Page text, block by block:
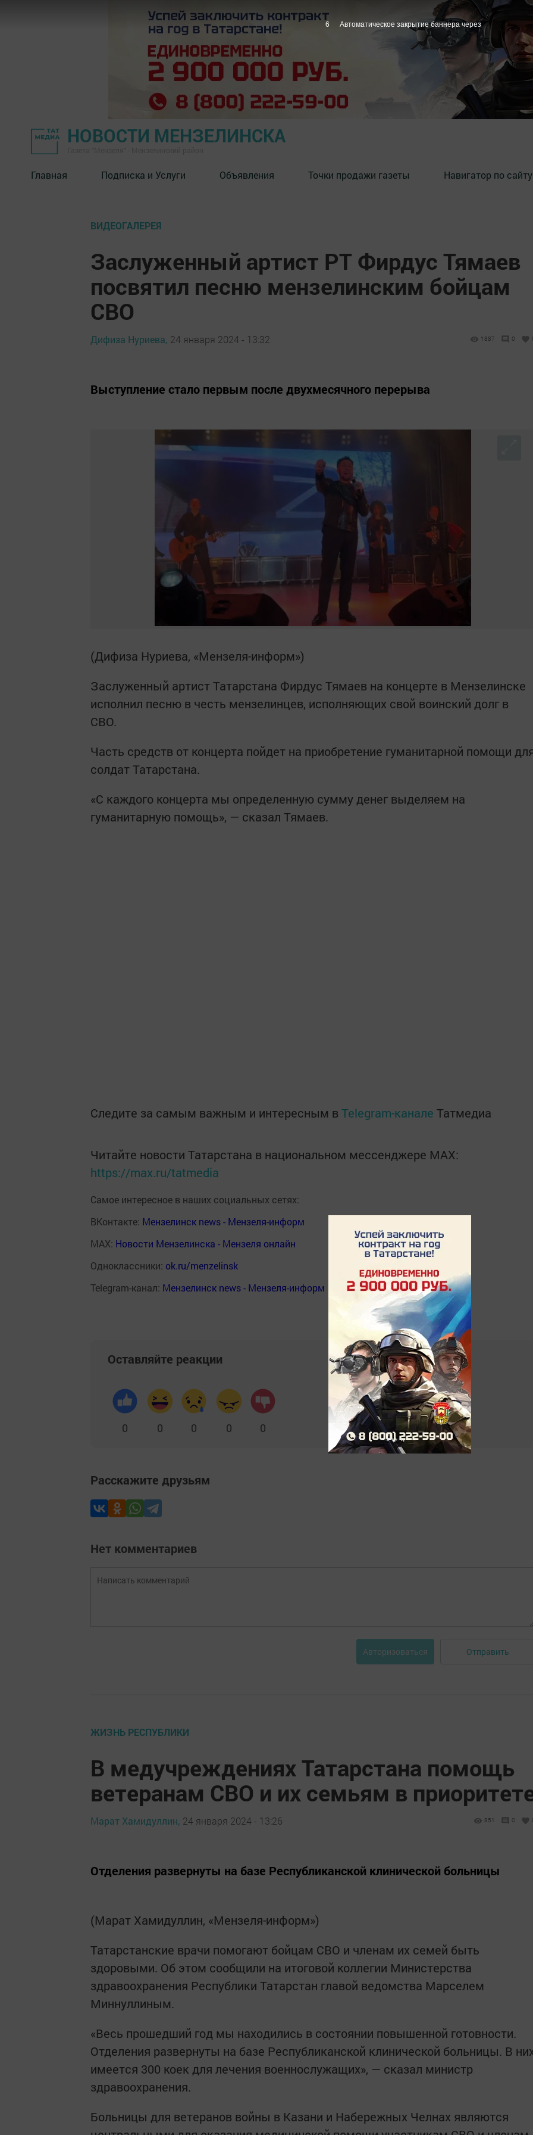
НОВОСТИ МЕНЗЕЛИНСКА
Главная Подписка и Услуги Объявления Точки продажи газеты Навигатор по сайту
ВИДЕОГАЛЕРЕЯ
Заслуженный артист РТ Фирдус Тямаев
посвятил песню мензелинским бойцам
СВО
Дифиза Нуриева, 24 января 2024 - 13:32 1887 0
Выступление стало первым после двухмесячного перерыва
(Дифиза Нуриева, «Мензеля-информ»)
Заслуженный артист Татарстана Фирдус Тямаев на концерте в Мензелинске
исполнил песню в честь мензелинцев, исполняющих свой воинский долг в
СВО.
Часть средств от концерта пойдет на приобретение гуманитарной помощи
солдат Татарстана.
«С каждого концерта мы определенную сумму денег выделяем на
гуманитарную помощь», — сказал Тямаев.
Следите за самым важным и интересным в Telegram-канале Татмедиа
Читайте новости Татарстана в национальном мессенджере MАХ:
https://max.ru/tatmedia
Самое интересное в наших социальных сетях:
ВКонтакте: Мензелинск news - Мензеля-информ
MAX: Новости Мензелинска - Мензеля онлайн
Одноклассники: ok.ru/menzelinsk
Telegram-канал: Мензелинск news - Мензеля-информ
Оставляйте реакции
0 0 0 0 0
Расскажите друзьям
Нет комментариев
Авторизоваться Отправить
ЖИЗНЬ РЕСПУБЛИКИ
В медучреждениях Татарстана помощь
ветеранам СВО и их семьям в
Марат Хамидуллин, 24 января 2024 - 13:26 851 0
Отделения развернуты на базе Республиканской клинической больницы
(Марат Хамидуллин, «Мензеля-информ»)
Татарстанские врачи помогают бойцам СВО и членам их семей быть
здоровыми. Об этом сообщили на итоговой коллегии Министерства
здравоохранения Республики Татарстан главой ведомства Марселем
Миннуллиным.
«Весь прошедший год мы находились в состоянии повышенной готовности.
Отделения развернуты на базе Республиканской клинической больницы. В
имеется 300 коек для лечения военнослужащих», — сказал министр
здравоохранения.
Больницы для ветеранов войны в Казани и Набережных Челнах являются
5 Автоматическое закрытие баннера через